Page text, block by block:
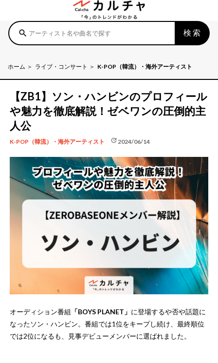
search 検索
ホーム ライブ・コンサート K-POP（韓流）・海外アーティスト
【ZB1】ソン・ハンビンのプロフィール
や魅力を徹底解説！ゼベワンの圧倒的主
人公
K-POP（韓流）・海外アーティスト update 2024/06/14
オーディション番組 「BOYS PLANET」 に登場するや否や話題に
なったソン・ハンビン。番組では1位をキープし続け、最終順位
では2位になるも、見事デビューメンバーに選ばれました。